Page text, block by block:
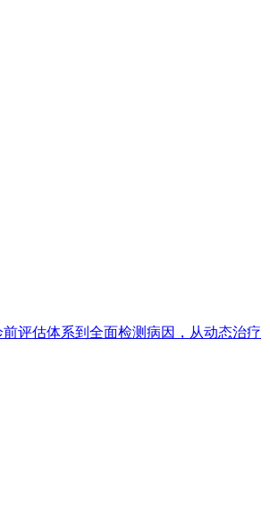
评估体系到全面检测病因，从动态治疗